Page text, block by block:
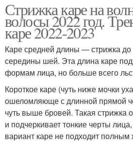
Стрижка каре на
волосы 2022 год.
каре 2022-2023
Каре средней длины — стрижка до
середины шей. Эта длина каре
формам лица, но больше всего
Короткое каре (чуть ниже мочки
ошеломляюще с длинной прямой
чуть выше бровей. Такая стрижка
и подчеркивает тонкие черты
вариант каре не подходит